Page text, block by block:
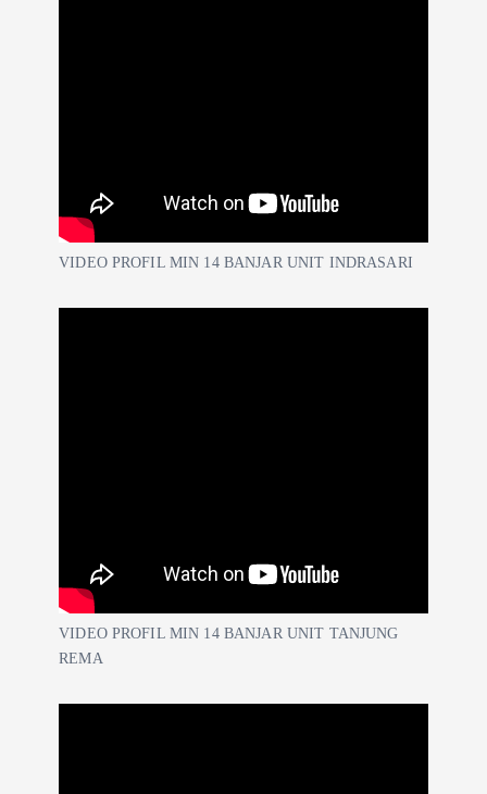
VIDEO PROFIL MIN 14 BANJAR UNIT INDRASARI
VIDEO PROFIL MIN 14 BANJAR UNIT TANJUNG
REMA